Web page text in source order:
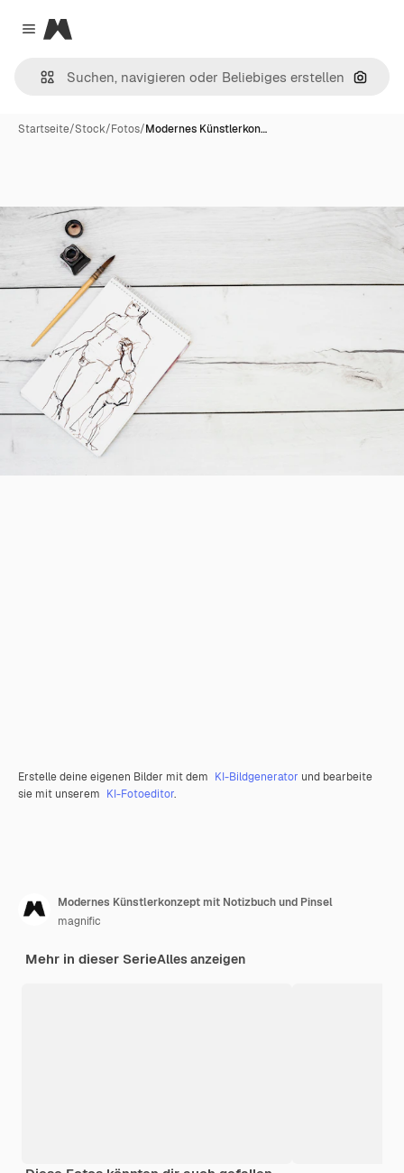
Close menu
Magnific
Nach
Startseite/Stock/Fotos/Modernes Künstlerkon…
Erstelle deine eigenen Bilder mit dem KI-Bildgenerator und bearbeite
sie mit unserem KI-Fotoeditor.
Modernes Künstlerkonzept mit Notizbuch und Pinsel
magnific
Mehr in dieser SerieAlles anzeigen